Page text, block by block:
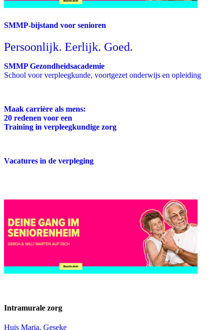
SMMP-bijstand voor senioren
Persoonlijk. Eerlijk. Goed.
SMMP Gezondheidsacademie
School voor verpleegkunde, voortgezet onderwijs en opleiding
Maak carrière als mens:
20 redenen voor een
Training in verpleegkundige zorg
Vacatures in de verpleging
Intramurale zorg
Huis Maria, Geseke